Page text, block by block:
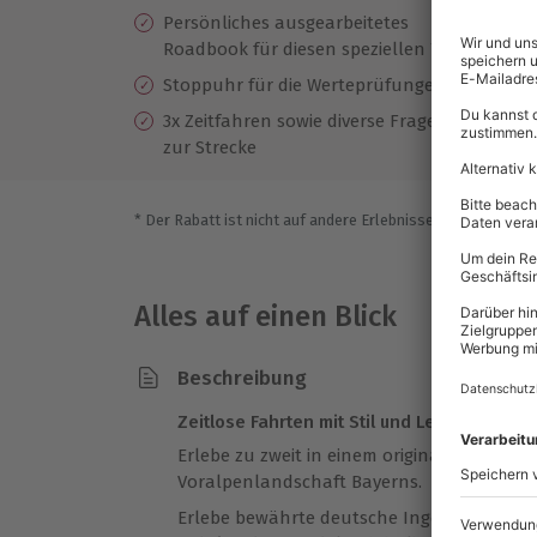
Persönliches ausgearbeitetes
Roadbook für diesen speziellen Tag
Stoppuhr für die Werteprüfungen
3x Zeitfahren sowie diverse Fragen
zur Strecke
* Der Rabatt ist nicht auf andere Erlebnisse bei der
Alles auf einen Blick
Beschreibung
Zeitlose Fahrten mit Stil und Leidenschaft!
Erlebe zu zweit in einem originalen
Voralpenlandschaft Bayerns.
Erlebe bewährte deutsche